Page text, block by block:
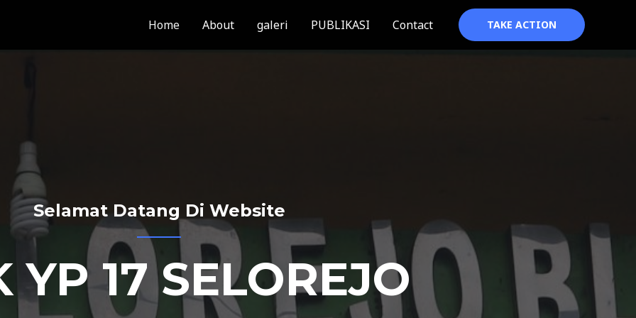
Home About galeri PUBLIKASI Contact TAKE ACTION
Selamat Datang Di Website
YP 17 SELOREJO